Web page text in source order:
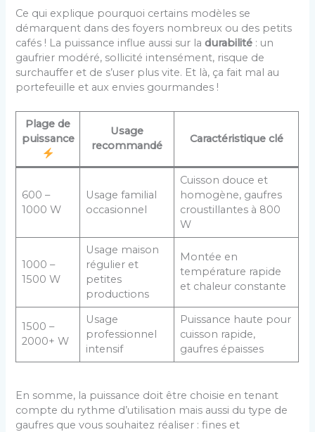
Ce qui explique pourquoi certains modèles se
démarquent dans des foyers nombreux ou des petits
cafés ! La puissance influe aussi sur ladurabilité : un
gaufrier modéré, sollicité intensément, risque de
surchauffer et de s’user plus vite. Et là, ça fait mal au
portefeuille et aux envies gourmandes !
Plage de
puissance
Usage
recommandé
Caractéristique clé
600 –
1000 W
Usage familial
occasionnel
Cuisson douce et
homogène, gaufres
croustillantes à 800
W
1000 –
1500 W
Usage maison
régulier et
petites
productions
Montée en
température rapide
et chaleur constante
1500 –
2000+ W
Usage
professionnel
intensif
Puissance haute pour
cuisson rapide,
gaufres épaisses
En somme, la puissance doit être choisie en tenant
compte du rythme d’utilisation mais aussi du type de
gaufres que vous souhaitez réaliser : fines et